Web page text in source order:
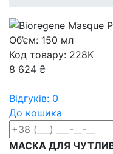
Об’єм: 150 мл
Код товару: 228K
8 624 ₴
Відгуків: 0
До кошика
МАСКА ДЛЯ